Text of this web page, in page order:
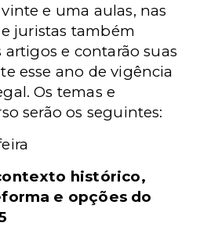
e uma aulas, nas
juristas também
artigos e contarão suas
esse ano de vigência
Os temas e
serão os seguintes:
histórico,
e opções do